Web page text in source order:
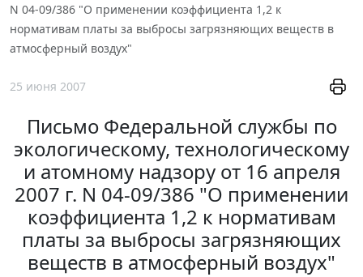
N 04-09/386 "О применении коэффициента 1,2 к
нормативам платы за выбросы загрязняющих веществ в
атмосферный воздух"
25 июня 2007
Письмо Федеральной службы по
экологическому, технологическому
и атомному надзору от 16 апреля
2007 г. N 04-09/386 "О применении
коэффициента 1,2 к нормативам
платы за выбросы загрязняющих
веществ в атмосферный воздух"